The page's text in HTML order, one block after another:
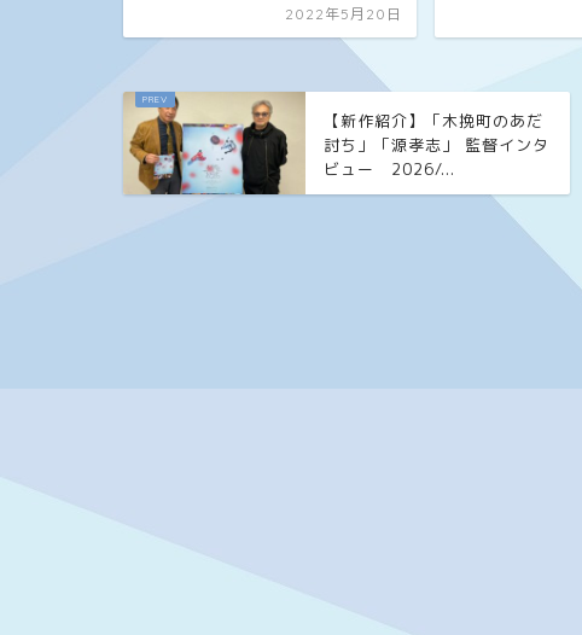
2022年5月20日
【新作紹介】「木挽町のあだ
討ち」「源孝志」 監督インタ
ビュー 2026/...